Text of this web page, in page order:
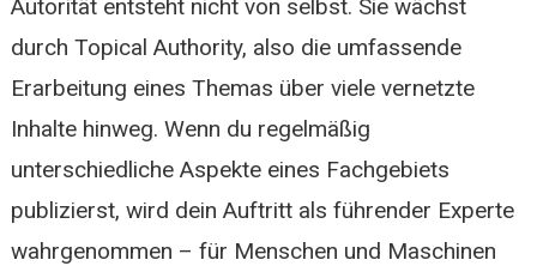
Autorität entsteht nicht von selbst. Sie wächst
durch Topical Authority, also die umfassende
Erarbeitung eines Themas über viele vernetzte
Inhalte hinweg. Wenn du regelmäßig
unterschiedliche Aspekte eines Fachgebiets
publizierst, wird dein Auftritt als führender Experte
wahrgenommen – für Menschen und Maschinen